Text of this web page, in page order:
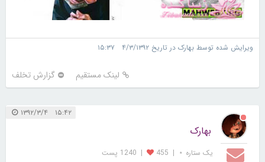
ویرایش شده توسط بهارک در تاریخ ۴/۳/۱۳۹۲ ۱۵:۳۷
لینک مستقیم گزارش تخلف
۱۵:۴۲ ۱۳۹۲/۳/۴
بهارک
یک ستاره ⋆ |
455
| 1240 پست